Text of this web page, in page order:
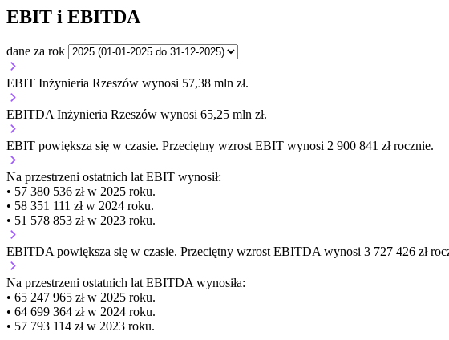
EBIT i EBITDA
dane za rok
EBIT Inżynieria Rzeszów wynosi 57,38 mln zł.
EBITDA Inżynieria Rzeszów wynosi 65,25 mln zł.
EBIT powiększa się w czasie. Przeciętny wzrost EBIT wynosi 2 900 841 zł rocznie.
Na przestrzeni ostatnich lat EBIT wynosił:
• 57 380 536 zł w 2025 roku.
• 58 351 111 zł w 2024 roku.
• 51 578 853 zł w 2023 roku.
EBITDA powiększa się w czasie. Przeciętny wzrost EBITDA wynosi 3 727 426 zł
Na przestrzeni ostatnich lat EBITDA wynosiła:
• 65 247 965 zł w 2025 roku.
• 64 699 364 zł w 2024 roku.
• 57 793 114 zł w 2023 roku.